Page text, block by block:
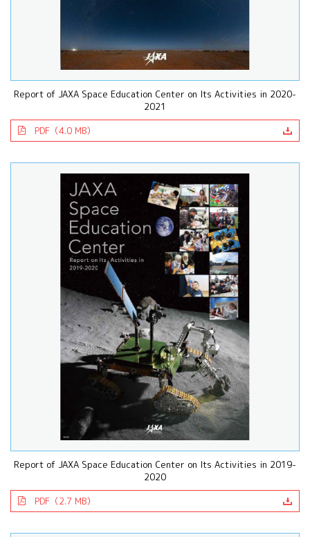
Report of JAXA Space Education Center on Its Activities in 2020-
2021
PDF（4.0 MB）
Report of JAXA Space Education Center on Its Activities in 2019-
2020
PDF（2.7 MB）